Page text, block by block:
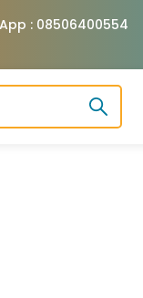
: 08506400554